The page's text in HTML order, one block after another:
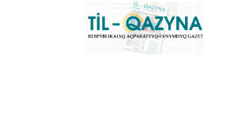
version of the
converter for
Windows, applications
for MS Office, plugins
Republican
informative
newspaper «Til-